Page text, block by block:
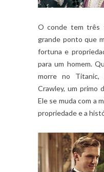
O conde tem três
grande ponto que
fortuna e
para um homem.
morre no Titanic,
Crawley, um primo
Ele se muda com a
propriedade e a